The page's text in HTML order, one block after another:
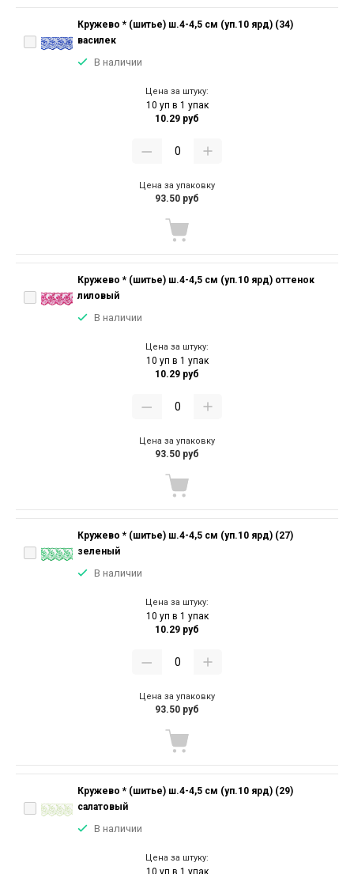
Кружево * (шитье) ш.4-4,5 см (уп.10 ярд) (34)
василек
В наличии
Цена за штуку:
10 уп в 1 упак
10.29 руб
Цена за упаковку
93.50 руб
Кружево * (шитье) ш.4-4,5 см (уп.10 ярд) оттенок
лиловый
В наличии
Цена за штуку:
10 уп в 1 упак
10.29 руб
Цена за упаковку
93.50 руб
Кружево * (шитье) ш.4-4,5 см (уп.10 ярд) (27)
зеленый
В наличии
Цена за штуку:
10 уп в 1 упак
10.29 руб
Цена за упаковку
93.50 руб
Кружево * (шитье) ш.4-4,5 см (уп.10 ярд) (29)
салатовый
В наличии
Цена за штуку: